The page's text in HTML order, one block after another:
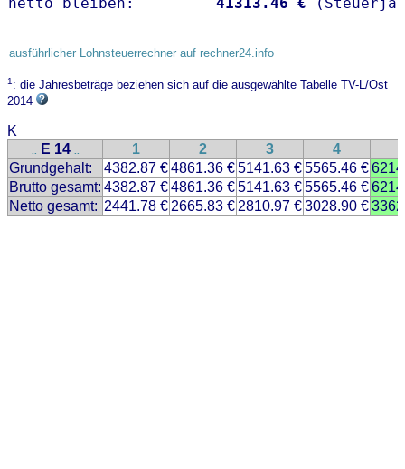
ausführlicher Lohnsteuerrechner auf rechner24.info
1: die Jahresbeträge beziehen sich auf die ausgewählte Tabelle TV-L/Ost
2014
K
.. E 14 .. 1 2 3 4
Grundgehalt:
4382.87 €4861.36 €5141.63 €5565.46 €
Brutto gesamt: 4382.87 €4861.36 €5141.63 €5565.46 €
Netto gesamt: 2441.78 € 2665.83 € 2810.97 €3028.90 €